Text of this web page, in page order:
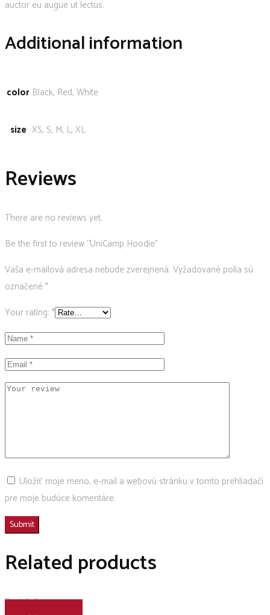
auctor eu augue ut lectus.
Additional information
color Black, Red, White
size XS, S, M, L, XL
Reviews
There are no reviews yet.
Be the first to review “UniCamp Hoodie”
Vaša e-mailová adresa nebude zverejnená. Vyžadované polia sú
označené *
Your rating: *
Uložiť moje meno, e-mail a webovú stránku v tomto prehliadači
pre moje budúce komentáre.
Related products
Best Seller